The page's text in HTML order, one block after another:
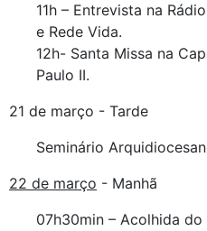
11h – Entrevista na
e Rede Vida.
12h- Santa Missa na
Paulo II.
21 de março - Tarde
Seminário
22 de março - Manhã
07h30min – Acolhida do